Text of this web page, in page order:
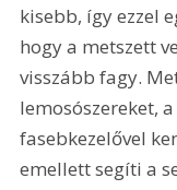
kisebb, így ezzel
hogy a metszett
visszább fagy.
lemosószereket,
fasebkezelővel
emellett segíti a